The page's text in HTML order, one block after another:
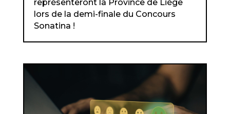
représenteront la Province de Liège
lors de la demi-finale du Concours
Sonatina !